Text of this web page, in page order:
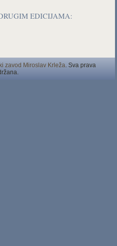
EDICIJAMA:
zavod Miroslav Krleža. Sva prava